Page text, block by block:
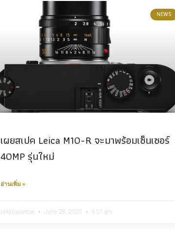
NEWS
เผยสเปค Leica M10-R จะมาพร้อมเซ็นเซอร์
40MP รุ่นใหม่
อ่านเพิ่ม »
Lekbluearrow June 28, 2020 9:57 am